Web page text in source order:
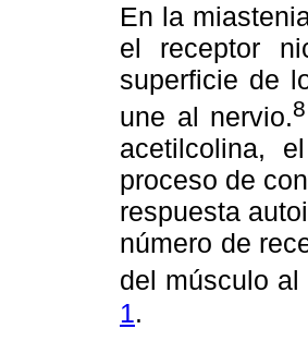
En la
el receptor
superficie de
une al nervio.8
acetilcolina,
proceso de
respuesta
número de
del músculo
1.